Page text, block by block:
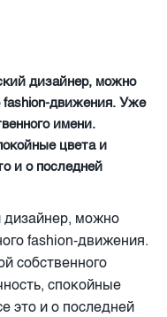
дизайнер, можно
fashion-движения. Уже
имени.
цвета и
и о последней
дизайнер, можно
fashion-движения.
собственного
спокойные
это и о последней